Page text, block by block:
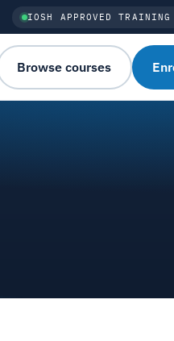
IOSH APPROVED TRAINING
Browse courses